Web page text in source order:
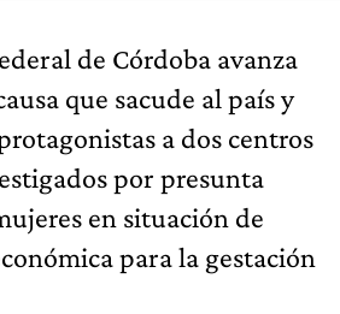
de Córdoba avanza
que sacude al país y
a dos centros
por presunta
en situación de
para la gestación